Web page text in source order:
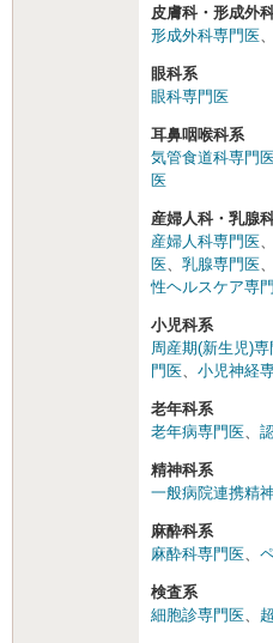
皮膚科・形成外
形成外科専門医、
眼科系
眼科専門医
耳鼻咽喉科系
気管食道科専門
医
産婦人科・乳腺
産婦人科専門医、
医、 乳腺専門医、
性ヘルスケア専
小児科系
周産期(新生児)専
門医、 小児神経
老年科系
老年病専門医、
精神科系
一般病院連携精
麻酔科系
麻酔科専門医、
検査系
細胞診専門医、